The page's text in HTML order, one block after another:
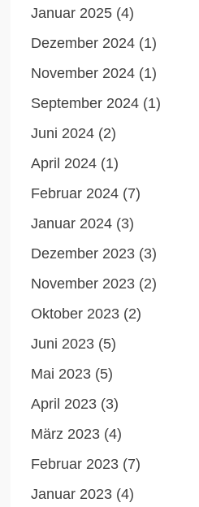
Januar 2025 (4)
Dezember 2024 (1)
November 2024 (1)
September 2024 (1)
Juni 2024 (2)
April 2024 (1)
Februar 2024 (7)
Januar 2024 (3)
Dezember 2023 (3)
November 2023 (2)
Oktober 2023 (2)
Juni 2023 (5)
Mai 2023 (5)
April 2023 (3)
März 2023 (4)
Februar 2023 (7)
Januar 2023 (4)